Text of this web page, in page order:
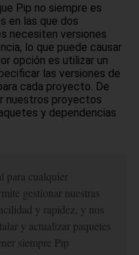
Pip no siempre es
en las que dos
necesiten versiones
lo que puede causar
opción es utilizar un
las versiones de
cada proyecto. De
nuestros proyectos
y dependencias
para cualquier
gestionar nuestras
y rapidez, y nos
y actualizar paquetes
siempre Pip